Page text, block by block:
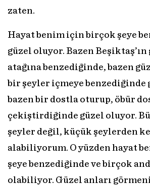
zaten.
Hayat benim için birçok şeye
güzel oluyor. Bazen
atağına benzediğinde, bazen
bir şeyler içmeye benzediğinde
bazen bir dostla oturup, öbür
çekiştirdiğinde güzel oluyor.
şeyler değil, küçük şeylerden
alabiliyorum. O yüzden hayat
şeye benzediğinde ve birçok
olabiliyor. Güzel anları